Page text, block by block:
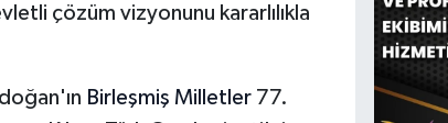
çözüm vizyonunu kararlılıkla
Birleşmiş Milletler77.